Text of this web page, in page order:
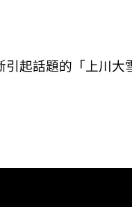
起話題的「上川